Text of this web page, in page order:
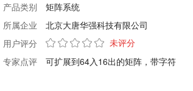
产品类别
矩阵系统
所属企业
北京大唐华强科技有限公司
用户评分
未评分
专家点评
可扩展到64入16出的矩阵，带字符